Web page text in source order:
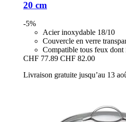
20 cm
-5%
Acier inoxydable 18/10
Couvercle en verre
Compatible tous feux
CHF 77.89 CHF 82.00
Livraison gratuite jusqu’au 13